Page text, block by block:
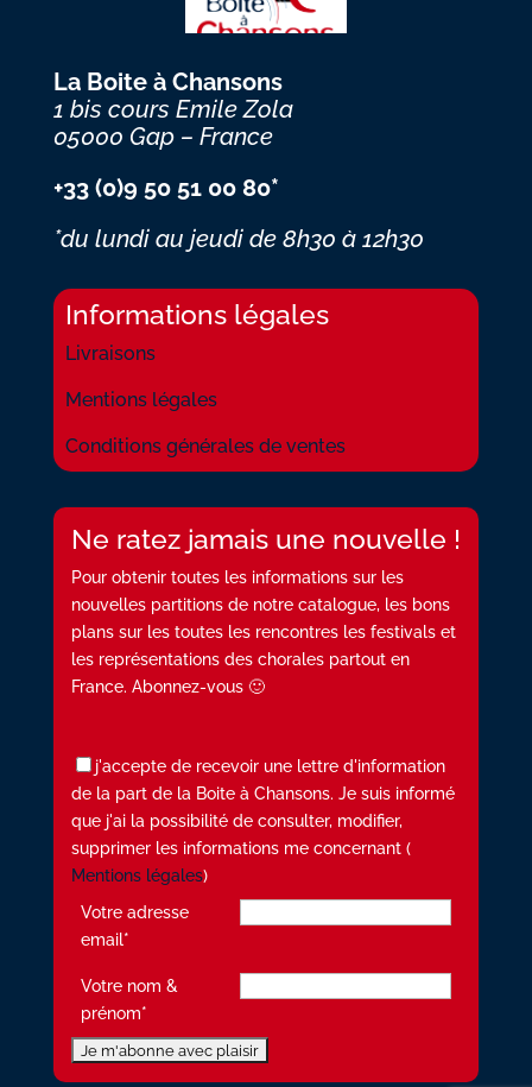
La Boite à Chansons
1 bis cours Emile Zola
05000 Gap – France
+33 (0)9 50 51 00 80*
*du lundi au jeudi de 8h30 à 12h30
Informations légales
Livraisons
Mentions légales
Conditions générales de ventes
Ne ratez jamais une nouvelle !
Pour obtenir toutes les informations sur les
nouvelles partitions de notre catalogue, les bons
plans sur les toutes les rencontres les festivals et
les représentations des chorales partout en
France. Abonnez-vous 🙂
j'accepte de recevoir une lettre d'information
de la part de la Boite à Chansons. Je suis informé
que j'ai la possibilité de consulter, modifier,
supprimer les informations me concernant (
Mentions légales)
Votre adresse
email*
Votre nom &
prénom*